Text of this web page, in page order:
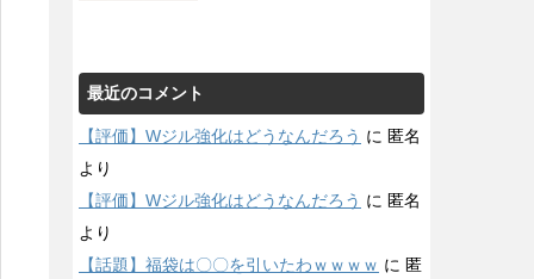
最近のコメント
【評価】Wジル強化はどうなんだろう に 匿名
より
【評価】Wジル強化はどうなんだろう に 匿名
より
【話題】福袋は〇〇を引いたわｗｗｗｗ に 匿